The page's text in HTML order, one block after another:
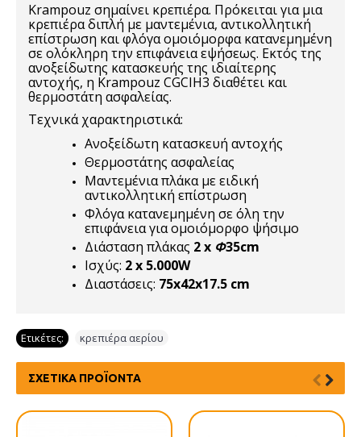
Krampouz σημαίνει κρεπιέρα. Πρόκειται για μια
κρεπιέρα διπλή με μαντεμένια, αντικολλητική
επίστρωση και φλόγα ομοιόμορφα κατανεμημένη
σε ολόκληρη την επιφάνεια εψήσεως. Εκτός της
ανοξείδωτης κατασκευής της ιδιαίτερης
αντοχής, η Krampouz CGCIH3 διαθέτει και
θερμοστάτη ασφαλείας.
Τεχνικά χαρακτηριστικά:
Ανοξείδωτη κατασκευή αντοχής
Θερμοστάτης ασφαλείας
Μαντεμένια πλάκα με ειδική
αντικολλητική επίστρωση
Φλόγα κατανεμημένη σε όλη την
επιφάνεια για ομοιόμορφο ψήσιμο
Διάσταση πλάκας 2 x Φ35cm
Ισχύς: 2 x 5.000W
Διαστάσεις: 75x42x17.5 cm
Ετικέτες: κρεπιέρα αερίου
ΣΧΕΤΙΚΆ ΠΡΟΪΌΝΤΑ